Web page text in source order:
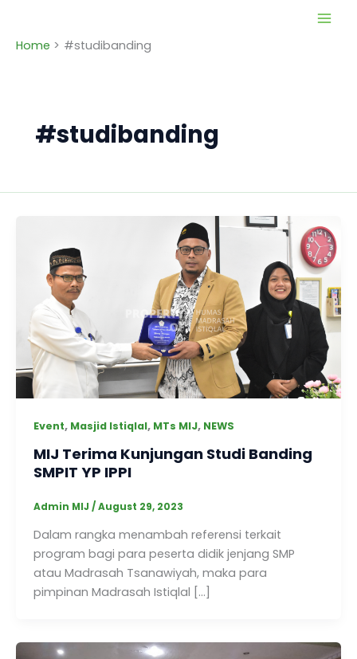
content
Home #studibanding
#studibanding
Event, Masjid Istiqlal, MTs MIJ, NEWS
MIJ Terima Kunjungan Studi Banding
SMPIT YP IPPI
Admin MIJ /August 29, 2023
Dalam rangka menambah referensi terkait
program bagi para peserta didik jenjang SMP
atau Madrasah Tsanawiyah, maka para
pimpinan Madrasah Istiqlal […]